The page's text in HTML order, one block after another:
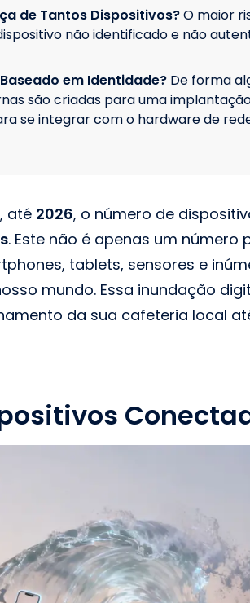
de Tantos Dispositivos?O maior
não identificado e não
em Identidade? De forma
são criadas para uma
se integrar com o hardware de
até 2026, o número de
. Este não é apenas um número
tablets, sensores e
mundo. Essa inundação
da sua cafeteria local